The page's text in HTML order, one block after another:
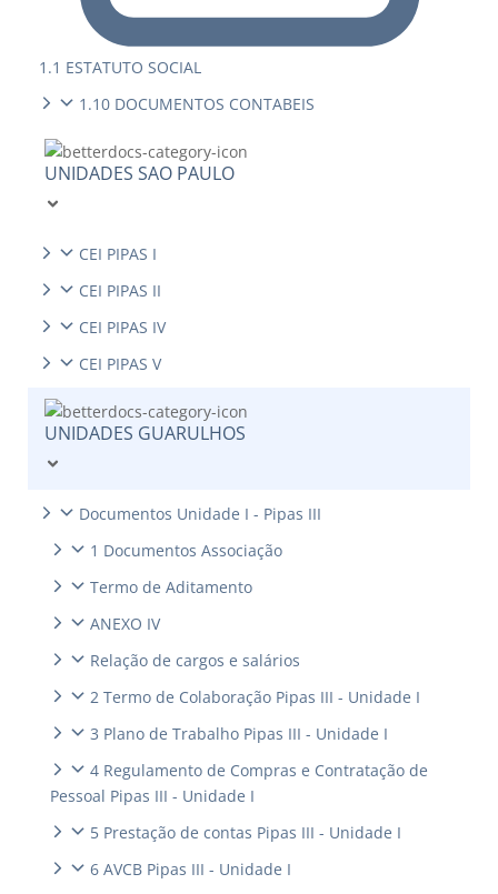
1.1 ESTATUTO SOCIAL
1.10 DOCUMENTOS CONTABEIS
UNIDADES SAO PAULO
CEI PIPAS I
CEI PIPAS II
CEI PIPAS IV
CEI PIPAS V
UNIDADES GUARULHOS
Documentos Unidade I - Pipas III
1 Documentos Associação
Termo de Aditamento
ANEXO IV
Relação de cargos e salários
2 Termo de Colaboração Pipas III - Unidade I
3 Plano de Trabalho Pipas III - Unidade I
4 Regulamento de Compras e Contratação de
Pessoal Pipas III - Unidade I
5 Prestação de contas Pipas III - Unidade I
6 AVCB Pipas III - Unidade I